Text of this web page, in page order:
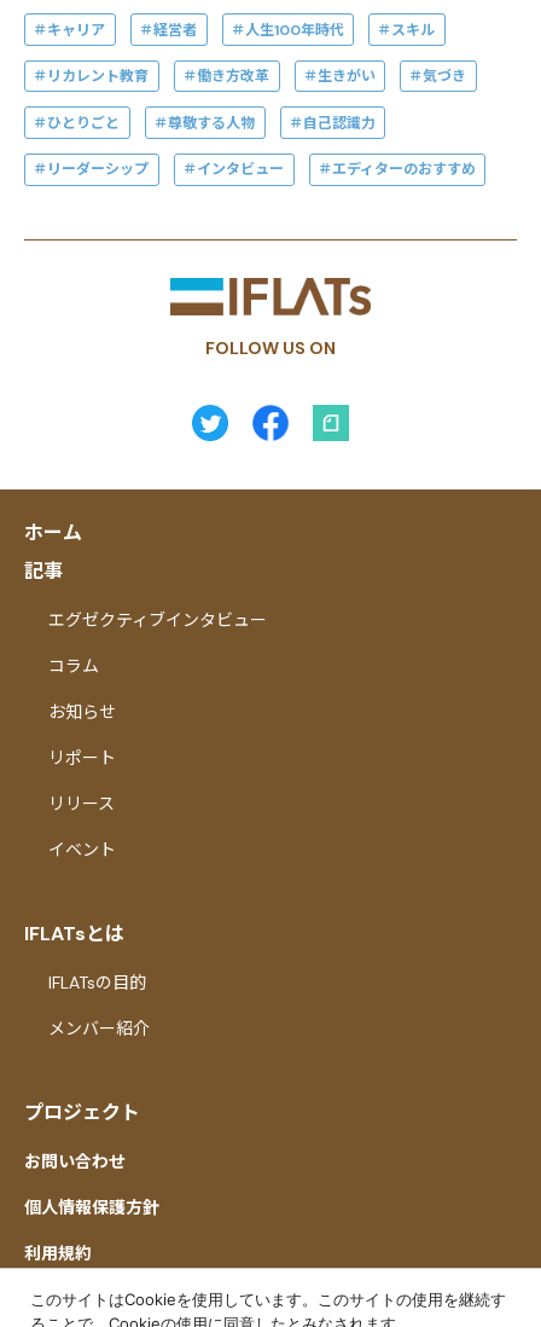
キャリア 経営者 人生100年時代 スキル
リカレント教育 働き方改革 生きがい 気づき
ひとりごと 尊敬する人物 自己認識力
リーダーシップ インタビュー エディターのおすすめ
FOLLOW US ON
ホーム
記事
エグゼクティブインタビュー
コラム
お知らせ
リポート
リリース
イベント
IFLATsとは
IFLATsの目的
メンバー紹介
プロジェクト
お問い合わせ
個人情報保護方針
利用規約
このサイトはCookieを使用しています。このサイトの使用を継続す